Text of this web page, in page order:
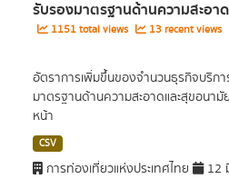
รับรองมาตรฐานด้านความสะอา
1151 total views 13 recent views
อัตราการเพิ่มขึ้นของจำนวนธุรกิจบริกา
มาตรฐานด้านความสะอาดและสุขอนา
หน้า
CSV
การท่องเที่ยวแห่งประเทศไทย 12